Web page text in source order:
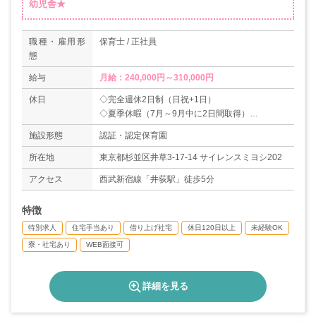
幼児舎★
職種・雇用形
態
保育士 / 正社員
給与 月給：240,000円～310,000円
休日
◇完全週休2日制（日祝+1日）
◇夏季休暇（7月～9月中に2日間取得）
◇年末年始（12/29～1/3）
◇年次有給休暇
◇振休あり
◇結婚休暇（5日）
◇産前産後休暇
◇乳幼児の看護休暇
◇慶弔休暇等
◇会社指定・特別休暇等
＊年間休日数120日
施設形態 認証・認定保育園
所在地 東京都杉並区井草3-17-14 サイレンスミヨシ202
アクセス 西武新宿線「井荻駅」徒歩5分
特徴
特別求人 住宅手当あり 借り上げ社宅 休日120日以上 未経験OK
寮・社宅あり WEB面接可
詳細を見る